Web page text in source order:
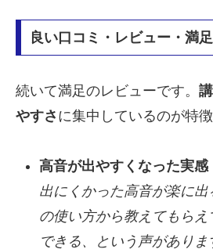
良い口コミ・レビュー・満
続いて満足のレビューです。
やすさ に集中しているのが特徴
高音が出やすくなった実感
出にくかった高音が楽に
の使い方から教えてもら
できる、という声がありま